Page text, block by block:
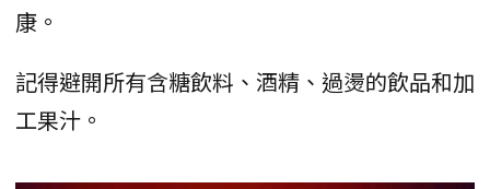
康。
記得避開所有含糖飲料、酒精、過燙的飲品和加
工果汁。